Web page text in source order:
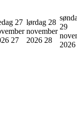
27
27
lørdag 28
november
2026 28
29
2026